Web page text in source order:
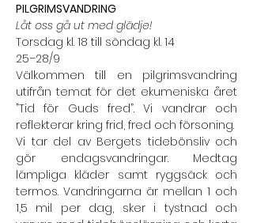
PILGRIMSVANDRING
Låt oss gå ut med glädje!
Torsdag kl. 18 till söndag kl. 14
25–28/9
Välkommen till en pilgrimsvandring
utifrån temat för det ekumeniska året
”Tid för Guds fred”. Vi vandrar och
reflekterar kring frid, fred och försoning.
Vi tar del av Bergets tidebönsliv och
gör endagsvandringar. Medtag
lämpliga kläder samt ryggsäck och
termos. Vandringarna är mellan 1 och
1,5 mil per dag, sker i tystnad och